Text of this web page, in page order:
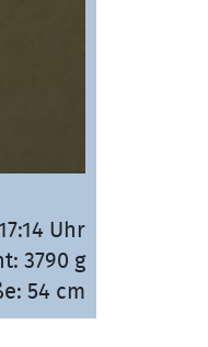
Uhr
3790 g
54 cm